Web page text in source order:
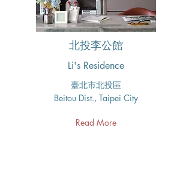
北投李公館
Li's Residence
臺北市北投區​
Beitou Dist., Taipei City
Read More